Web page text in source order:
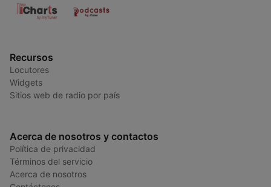
Recursos
Locutores
Widgets
Sitios web de radio por país
Acerca de nosotros y contactos
Política de privacidad
Términos del servicio
Acerca de nosotros